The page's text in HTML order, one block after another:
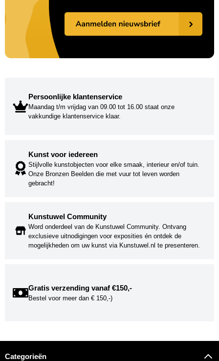
Persoonlijke klantenservice
Maandag t/m vrijdag van 09.00 tot 16.00 staat onze
vakkundige klantenservice klaar.
Kunst voor iedereen
Stijlvolle kunstobjecten voor elke smaak, interieur en/of tuin.
Onze Bronzen Beelden die met vuur tot leven worden
gebracht!
Kunstuwel Community
Word onderdeel van de Kunstuwel Community. Ontvang
exclusieve uitnodigingen voor exposities én ontdek de
mogelijkheden om uw kunst via Kunstuwel.nl te presenteren.
Gratis verzending vanaf €150,-
Bestel voor meer dan € 150,-)
Categorieën